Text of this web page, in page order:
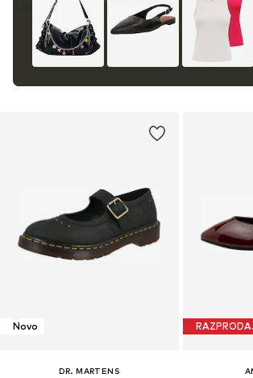
Novo
DR. MARTENS